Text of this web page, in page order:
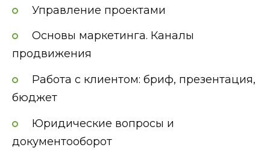
Управление проектами
Основы маркетинга. Каналы
продвижения
Работа с клиентом: бриф, презентация,
бюджет
Юридические вопросы и
документооборот